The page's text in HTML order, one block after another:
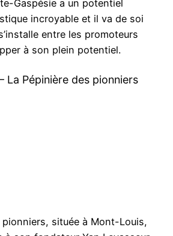
Gaspésie a un potentiel
incroyable et il va de soi
entre les promoteurs
à son plein potentiel.
La Pépinière des pionniers
pionniers, située à Mont-Louis,